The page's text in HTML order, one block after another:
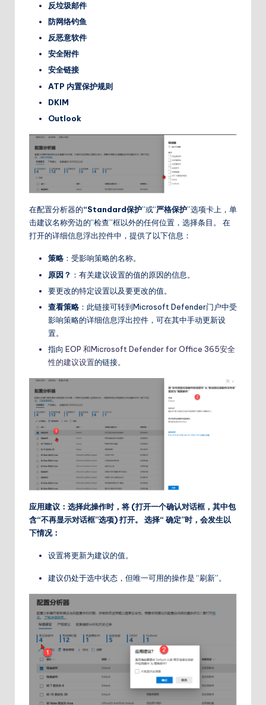
反垃圾邮件
防网络钓鱼
反恶意软件
安全附件
安全链接
ATP 内置保护规则
DKIM
Outlook
在配置分析器的“Standard保护”或“严格保护”选项卡上，单
击建议名称旁边的“检查”框以外的任何位置，选择条目。 在
打开的详细信息浮出控件中，提供了以下信息：
策略 ：受影响策略的名称。
原因？ ：有关建议设置的值的原因的信息。
要更改的特定设置以及要更改的值。
查看策略 ：此链接可转到Microsoft Defender门户中受
影响策略的详细信息浮出控件，可在其中手动更新设
置。
指向 EOP 和Microsoft Defender for Office 365安全
性的建议设置的链接。
应用建议：选择此操作时，将 (打开一个确认对话框，其中包
含“不再显示对话框”选项) 打开。 选择“ 确定”时，会发生以
下情况：
设置将更新为建议的值。
建议仍处于选中状态，但唯一可用的操作是 “刷新”。